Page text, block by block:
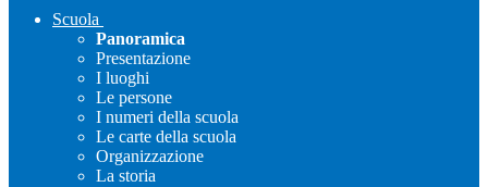
Scuola
Panoramica
Presentazione
I luoghi
Le persone
I numeri della scuola
Le carte della scuola
Organizzazione
La storia